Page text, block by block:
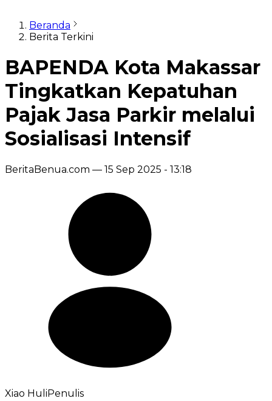
Beranda
Berita Terkini
BAPENDA Kota Makassar
Tingkatkan Kepatuhan
Pajak Jasa Parkir melalui
Sosialisasi Intensif
BeritaBenua.com — 15 Sep 2025 - 13:18
Xiao Huli Penulis